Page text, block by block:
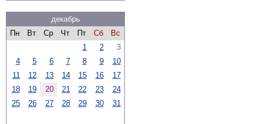
декабрь
Пн
Вт Ср Чт Пт Сб
Вс
1
2
3
4
5 6 7 8 9
10
11
12 13 14 15 16
17
18
19 20 21 22 23
24
25
26 27 28 29 30 31